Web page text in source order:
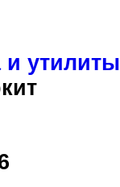
и утилиты